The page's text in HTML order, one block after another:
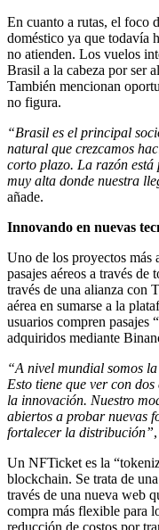
En cuanto a rutas, el foco
doméstico ya que todavía
no atienden. Los vuelos
Brasil a la cabeza por ser
También mencionan
no figura.
“Brasil es el principal
natural que crezcamos
corto plazo. La razón
muy alta donde nuestra
añade.
Innovando en nuevas
Uno de los proyectos más
pasajes aéreos a través
través de una alianza con
aérea en sumarse a la
usuarios compren pasajes
adquiridos mediante
“A nivel mundial somos
Esto tiene que ver con
la innovación. Nuestro
abiertos a probar nuevas
fortalecer la distribución”
Un NFTicket es la
blockchain. Se trata de
través de una nueva web
compra más flexible para
reducción de costos por